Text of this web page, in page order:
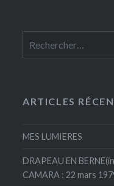
ARTICLES
MES LUMIERES
DRAPEAU EN
CAMARA : 22 mars